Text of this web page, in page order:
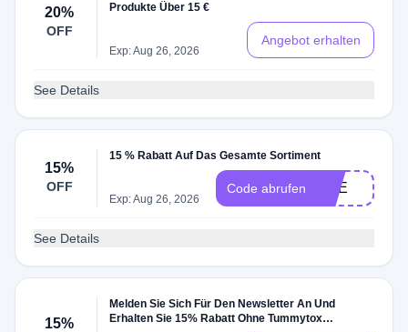
20%
OFF
Produkte Über 15 €
Exp: Aug 26, 2026
Angebot erhalten
See Details
15%
OFF
15 % Rabatt Auf Das Gesamte Sortiment
Exp: Aug 26, 2026
Code abrufen NKE
See Details
15%
Melden Sie Sich Für Den Newsletter An Und
Erhalten Sie 15% Rabatt Ohne Tummytox